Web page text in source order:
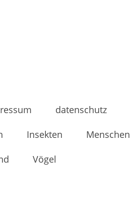
datenschutz
Insekten Menschen
Vögel